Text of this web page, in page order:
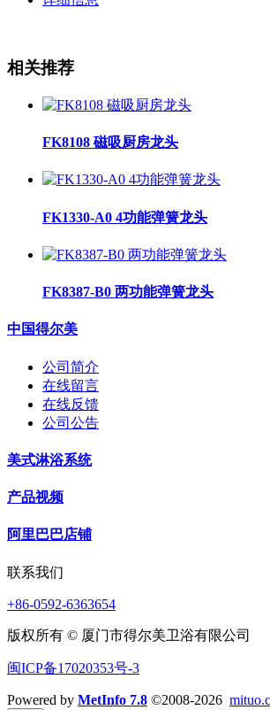
相关推荐
FK8108 磁吸厨房龙头
FK1330-A0 4功能弹簧龙头
FK8387-B0 两功能弹簧龙头
中国得尔美
公司简介
在线留言
在线反馈
公司公告
美式淋浴系统
产品视频
阿里巴巴店铺
联系我们
+86-0592-6363654
版权所有 © 厦门市得尔美卫浴有限公司
闽ICP备17020353号-3
Powered by MetInfo 7.8 ©2008-2026